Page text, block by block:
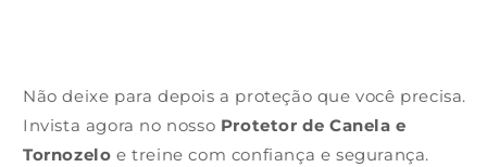
Não deixe para depois a proteção que você precisa.
Invista agora no nosso Protetor de Canela e
Tornozelo e treine com confiança e segurança.